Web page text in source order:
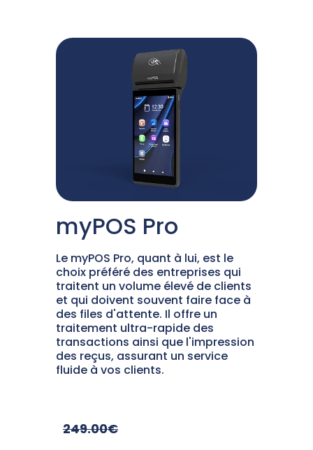
myPOS Pro
Le myPOS Pro, quant à lui, est le
choix préféré des entreprises qui
traitent un volume élevé de clients
et qui doivent souvent faire face à
des files d'attente. Il offre un
traitement ultra-rapide des
transactions ainsi que l'impression
des reçus, assurant un service
fluide à vos clients.
249.00€